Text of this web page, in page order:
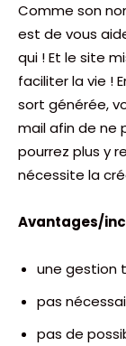
Comme son
est de vous
qui ! Et le site
faciliter la vie !
sort générée,
mail afin de ne
pourrez plus y
nécessite la
Avantages/
une gestion
pas
pas de